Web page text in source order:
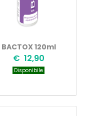
BACTOX 120ml
€ 12,90
Disponibile